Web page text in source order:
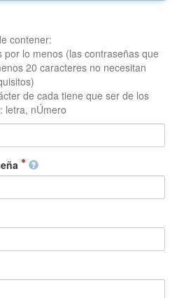
contener:
por lo menos (las contraseñas que
20 caracteres no necesitan
de cada tiene que ser de los
letra, nÚmero